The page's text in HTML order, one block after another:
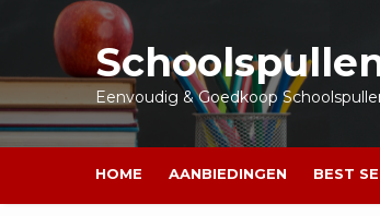
inhoud
Eenvoudig & Goedkoop
HOME AANBIEDINGEN BEST